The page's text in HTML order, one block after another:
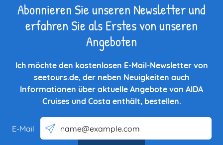
Abonnieren Sie unseren Newsletter und
erfahren Sie als Erstes von unseren
Angeboten
Ich möchte den kostenlosen E-Mail-Newsletter von
seetours.de, der neben Neuigkeiten auch
Informationen über aktuelle Angebote von AIDA
Cruises und Costa enthält, bestellen.
E-Mail